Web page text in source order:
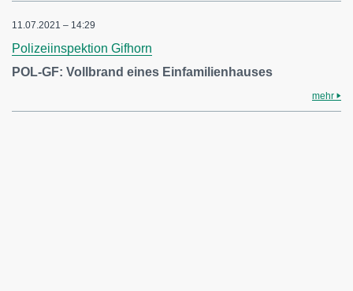
11.07.2021 – 14:29
Polizeiinspektion Gifhorn
POL-GF: Vollbrand eines Einfamilienhauses
mehr